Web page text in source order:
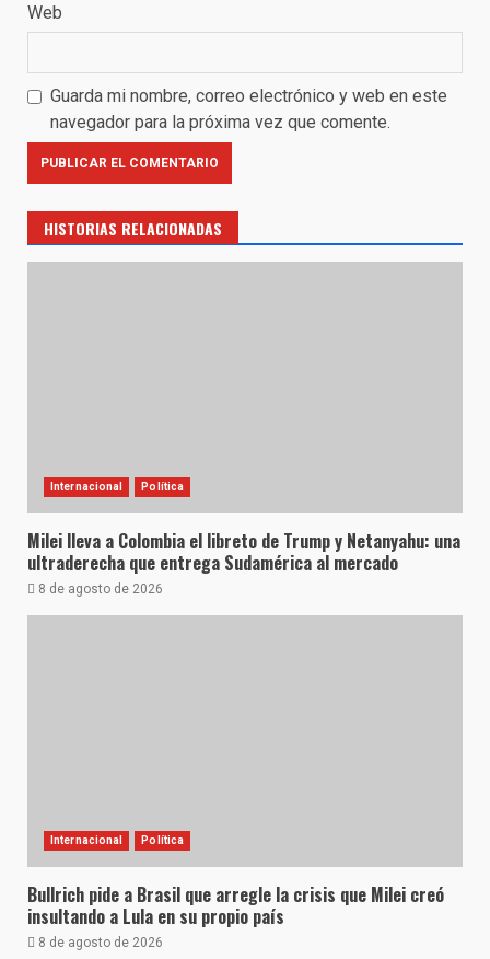
Web
Guarda mi nombre, correo electrónico y web en este
navegador para la próxima vez que comente.
HISTORIAS RELACIONADAS
Internacional Política
Milei lleva a Colombia el libreto de Trump y Netanyahu: una
ultraderecha que entrega Sudamérica al mercado
8 de agosto de 2026
Internacional Política
Bullrich pide a Brasil que arregle la crisis que Milei creó
insultando a Lula en su propio país
8 de agosto de 2026